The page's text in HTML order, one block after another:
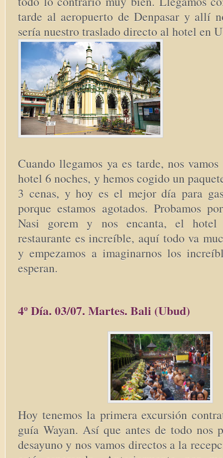
tarde al aeropuerto de Denpasar y allí
sería nuestro traslado directo al hotel en
Cuando llegamos ya es tarde, nos
hotel 6 noches, y hemos cogido un
3 cenas, y hoy es el mejor día para
porque estamos agotados. Probamos
Nasi gorem y nos encanta, el
restaurante es increíble, aquí todo va
y empezamos a imaginarnos los
esperan.
4º Día. 03/07. Martes. Bali (Ubud)
Hoy tenemos la primera excursión
guía Wayan. Así que antes de todo nos
desayuno y nos vamos directos a la